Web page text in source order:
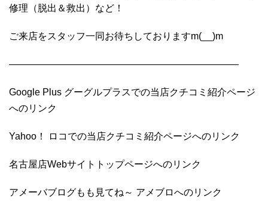
修理（脱出＆救出）など！
ご来店をスタッフ一同お待ちしておりますm(__)m
————————————————————————
Google Plus グーグルプラスでの当店クチコミ紹介ページ
へのリンク
Yahoo！ ロコでの当店クチコミ紹介ページへのリンク
名古屋店Webサイトトップページへのリンク
アメーバブログもも見てね～ アメブロへのリンク